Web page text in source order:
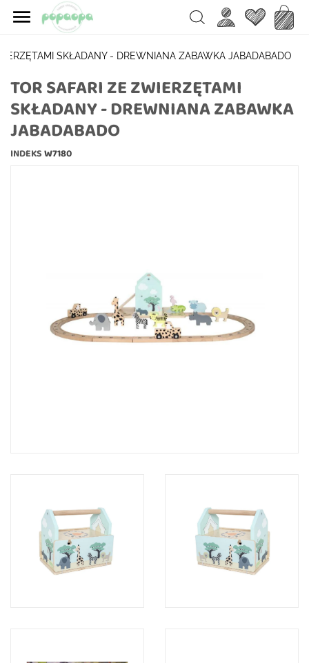
 Search Ulubione
SKŁADANY - DREWNIANA ZABAWKA JABADABADO
TOR SAFARI ZE ZWIERZĘTAMI
SKŁADANY - DREWNIANA ZABAWKA
JABADABADO
INDEKS W7180